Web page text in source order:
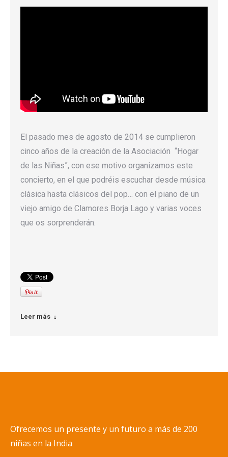
El pasado mes de agosto de 2014 se cumplieron
cinco años de la creación de la Asociación “Hogar
de las Niñas”, con ese motivo organizamos este
concierto, en el que podréis escuchar desde música
clásica hasta clásicos del pop… con el piano de un
viejo amigo de Clamores Borja Lago y varias voces
que os sorprenderán.
Leer más
Ofrecemos un presente y un futuro a más de 200
niñas en la India